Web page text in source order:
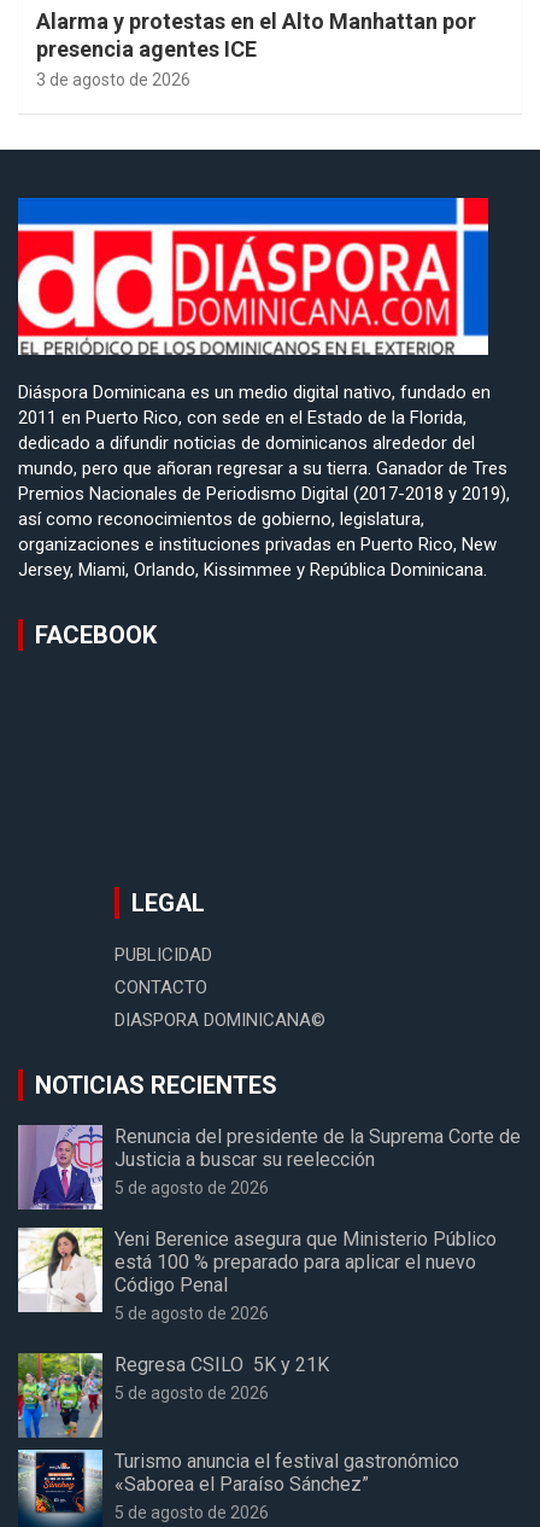
Alarma y protestas en el Alto Manhattan por
presencia agentes ICE
3 de agosto de 2026
Diáspora Dominicana es un medio digital nativo, fundado en
2011 en Puerto Rico, con sede en el Estado de la Florida,
dedicado a difundir noticias de dominicanos alrededor del
mundo, pero que añoran regresar a su tierra. Ganador de Tres
Premios Nacionales de Periodismo Digital (2017-2018 y 2019),
así como reconocimientos de gobierno, legislatura,
organizaciones e instituciones privadas en Puerto Rico, New
Jersey, Miami, Orlando, Kissimmee y República Dominicana.
FACEBOOK
LEGAL
PUBLICIDAD
CONTACTO
DIASPORA DOMINICANA©
NOTICIAS RECIENTES
Renuncia del presidente de la Suprema Corte de
Justicia a buscar su reelección
5 de agosto de 2026
Yeni Berenice asegura que Ministerio Público
está 100 % preparado para aplicar el nuevo
Código Penal
5 de agosto de 2026
Regresa CSILO 5K y 21K
5 de agosto de 2026
Turismo anuncia el festival gastronómico
«Saborea el Paraíso Sánchez”
5 de agosto de 2026